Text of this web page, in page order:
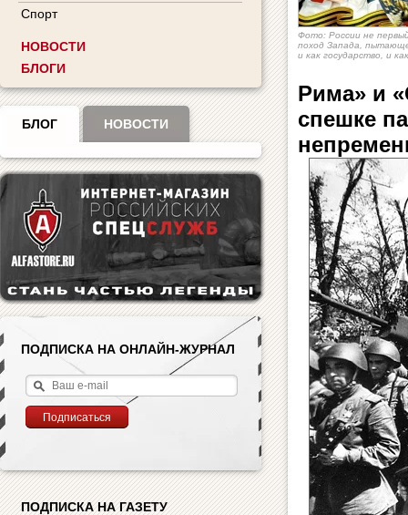
Спорт
НОВОСТИ
БЛОГИ
БЛОГ НОВОСТИ
ПОДПИСКА НА ОНЛАЙН-ЖУРНАЛ
ПОДПИСКА НА ГАЗЕТУ
Фото: России не
поход Запада,
и как государство, и
Рима» и
спешке